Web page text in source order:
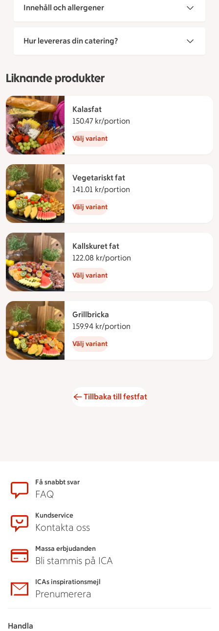
Innehåll och allergener
Hur levereras din catering?
Liknande produkter
Kalasfat
150.47 kr/portion
Välj variant
Vegetariskt fat
141.01 kr/portion
Välj variant
Kallskuret fat
122.08 kr/portion
Välj variant
Grillbricka
159.94 kr/portion
Välj variant
Tillbaka till festfat
SidfotFå snabbt svar
FAQ
Kundservice
Kontakta oss
Massa erbjudanden
Bli stammis på ICA
ICAs inspirationsmejl
Prenumerera
Handla